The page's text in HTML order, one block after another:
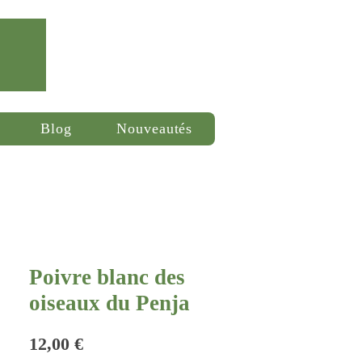
Blog Nouveautés
Poivre blanc des
oiseaux du Penja
12,00 €Prix